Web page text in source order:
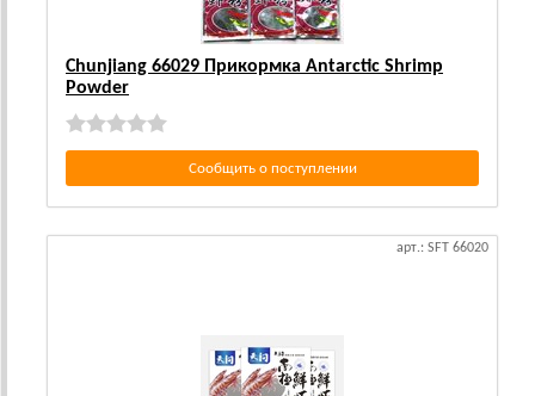
Chunjiang 66029 Прикормка Antarctic Shrimp
Powder
Сообщить о поступлении
арт.: SFT 66020